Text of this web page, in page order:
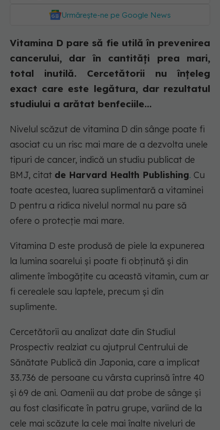
Urmărește-ne pe Google News
Vitamina D pare să fie utilă în prevenirea
cancerului, dar în cantități prea mari,
total inutilă. Cercetătorii nu înțeleg
exact care este legătura, dar rezultatul
studiului a arătat benfeciile...
Nivelul scăzut de vitamina D din sânge poate fi
asociat cu un risc mai mare de a dezvolta unele
tipuri de cancer, indică un studiu publicat de
BMJ, citat de Harvard Health Publishing. Cu
toate acestea, luarea suplimentară a vitaminei
D pentru a ridica nivelul normal nu pare să
ofere o protecție mai mare.
Vitamina D este produsă de piele la expunerea
la lumina soarelui și poate fi obținută și din
alimente îmbogățite cu această vitamin, cum ar
fi cerealele sau laptele, precum și din
suplimente.
Cercetătorii au analizat date din Studiul
Prospectiv realziat cu ajutprul Centrului de
Sănătate Publică din Japonia, care a implicat
33.736 de persoane cu vârsta cuprinsă între 40
și 69 de ani. Oamenii au dat probe de sânge și
au fost clasificate în patru grupe, variind de la
cele mai scăzute la cele mai înalte niveluri de